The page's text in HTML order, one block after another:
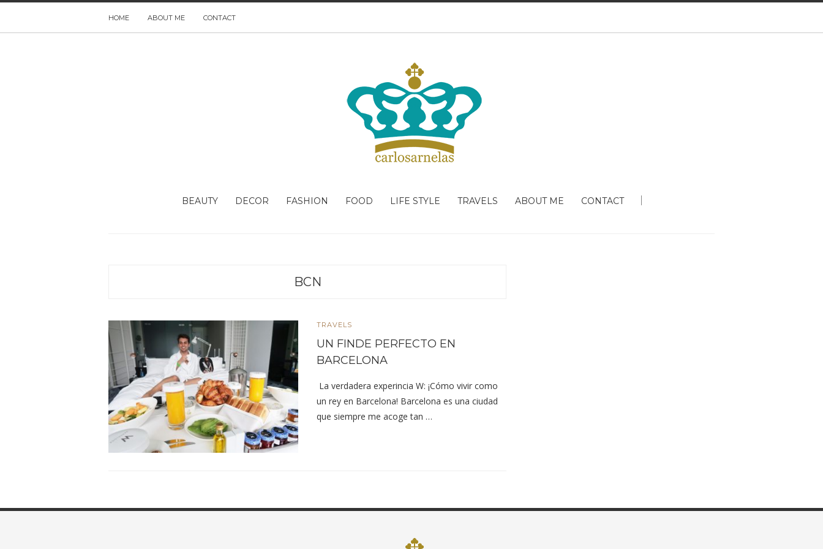
HOME ABOUT ME CONTACT
BEAUTY DECOR FASHION FOOD LIFE STYLE TRAVELS ABOUT ME CONTACT
BCN
TRAVELS
UN FINDE PERFECTO EN
BARCELONA
La verdadera experincia W: ¡Cómo vivir como
un rey en Barcelona! Barcelona es una ciudad
que siempre me acoge tan …